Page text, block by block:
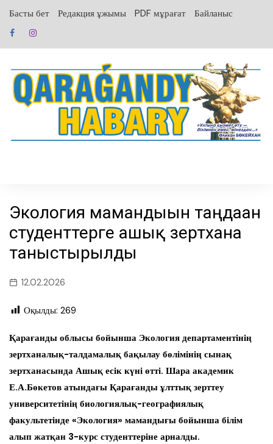
содержанию
Басты бет Редакция ұжымы PDF мұрағат Байланыс
Экология мамандығын таңдаған
студенттерге ашық зертхана
таныстырылды
12.02.2026
Оқылды: 269
Қарағанды облысы бойынша Экология департаментінің
зертханалық-талдамалық бақылау бөлімінің сынақ
зертханасында Ашық есік күні өтті. Шара академик
Е.А.Бөкетов атындағы Қарағанды ұлттық зерттеу
университетінің биологиялық-географиялық
факультетінде «Экология» мамандығы бойынша білім
алып жатқан 3-курс студенттеріне арналды.